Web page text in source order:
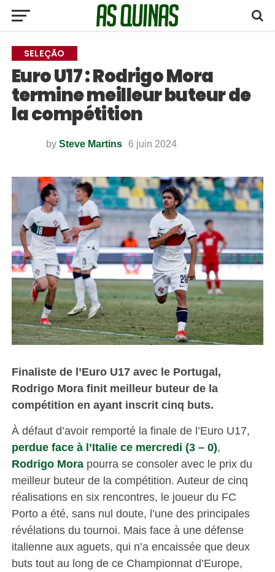
SELEÇÃO
Euro U17 : Rodrigo Mora
termine meilleur buteur de
la compétition
by Steve Martins 6 juin 2024
Finaliste de l’Euro U17 avec le Portugal,
Rodrigo Mora finit meilleur buteur de la
compétition en ayant inscrit cinq buts.
À défaut d’avoir remporté la finale de l’Euro U17,
perdue face à l’Italie ce mercredi (3 – 0),
Rodrigo Morapourra se consoler avec le prix du
meilleur buteur de la compétition. Auteur de cinq
réalisations en six rencontres, le joueur du FC
Porto a été, sans nul doute, l’une des principales
révélations du tournoi. Mais face à une défense
italienne aux aguets, qui n’a encaissée que deux
buts tout au long de ce Championnat d’Europe,